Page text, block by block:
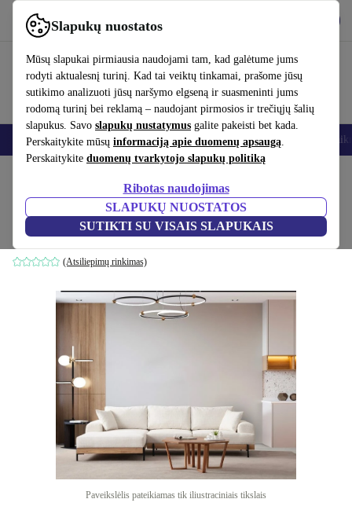
Slapukų nuostatos
Mūsų slapukai pirmiausia naudojami tam, kad galėtume jums
rodyti aktualesnį turinį. Kad tai veiktų tinkamai, prašome jūsų
sutikimo analizuoti jūsų naršymo elgseną ir suasmeninti jums
rodomą turinį bei reklamą – naudojant pirmosios ir trečiųjų šalių
slapukus. Savo slapukų nustatymus galite pakeisti bet kada.
Perskaitykite mūsų informaciją apie duomenų apsaugą.
Perskaitykite duomenų tvarkytojo slapukų politiką
Ribotas naudojimas
SLAPUKŲ NUOSTATOS
SUTIKTI SU VISAIS SLAPUKAIS
Naudok refurbed greitai ir paprastai
Išmanieji telefonai Nešiojamieji kompiuteriai Planšetės Išmanieji
Eti kampinė sofa kairė baltas
balta
(Atsiliepimų rinkimas)
Paveikslėlis pateikiamas tik iliustraciniais tikslais